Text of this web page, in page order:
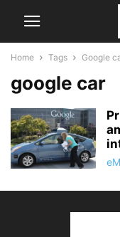
Home Tags Google
google car